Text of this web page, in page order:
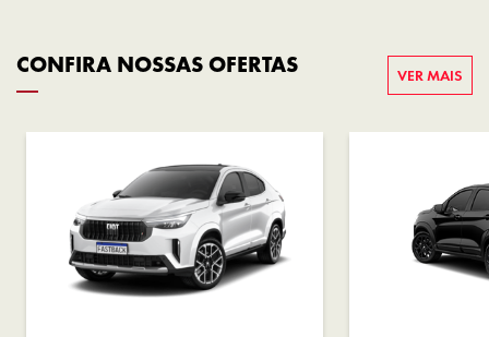
CONFIRA NOSSAS OFERTAS VER MAIS